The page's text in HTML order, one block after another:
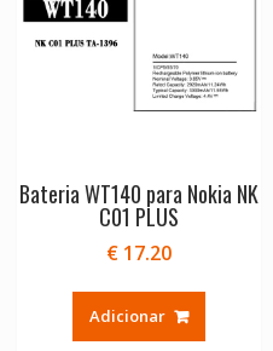
Bateria WT140 para Nokia NK
C01 PLUS
€17.20
Adicionar